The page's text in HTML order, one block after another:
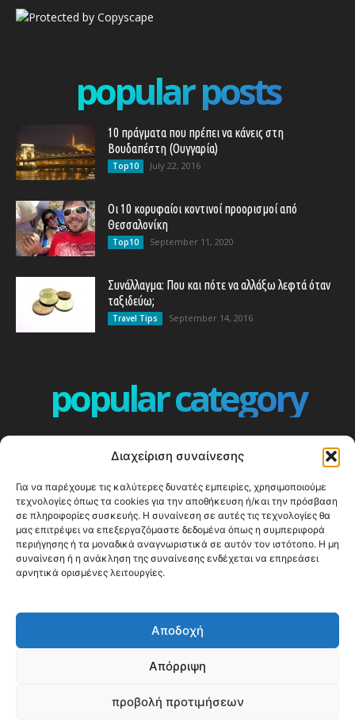
Διαχείριση συναίνεσης
Για να παρέχουμε τις καλύτερες δυνατές εμπειρίες, χρησιμοποιούμε
τεχνολογίες όπως τα cookies για την αποθήκευση ή/και την πρόσβαση
σε πληροφορίες συσκευής. Η συναίνεση σε αυτές τις τεχνολογίες θα
μας επιτρέψει να επεξεργαζόμαστε δεδομένα όπως η συμπεριφορά
περιήγησης ή τα μοναδικά αναγνωριστικά σε αυτόν τον ιστότοπο. Η μη
συναίνεση ή η ανάκληση της συναίνεσης ενδέχεται να επηρεάσει
αρνητικά ορισμένες λειτουργίες.
Αποδοχή
Απόρριψη
προβολή προτιμήσεων
popular posts
10 πράγματα που πρέπει να κάνεις στη
Βουδαπέστη (Ουγγαρία)
Top10 July 22, 2016
Οι 10 κορυφαίοι κοντινοί προορισμοί από
Θεσσαλονίκη
Top10 September 11, 2020
Συνάλλαγμα: Που και πότε να αλλάξω λεφτά όταν
ταξιδεύω;
Travel Tips September 14, 2016
popular category
360
ΕΥΡΩΠΗ
332
ΚΟΣΜΟΣ - WORLD
328
Top10
303
Cool spots
ΝΗΣΙΑ
247
© Happy Traveller 2014-2025